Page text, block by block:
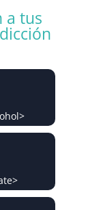
a tus
>
>